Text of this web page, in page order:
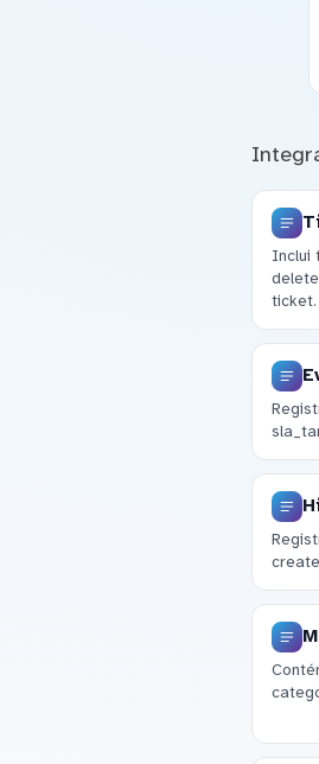
Inclui
ticket.